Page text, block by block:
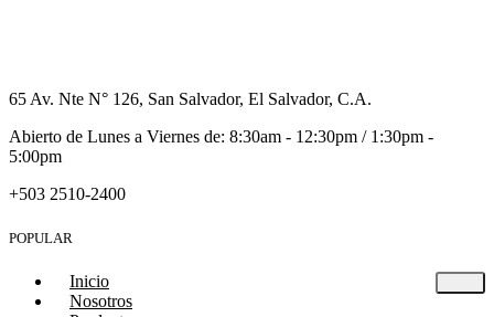
65 Av. Nte N° 126, San Salvador, El Salvador, C.A.
Abierto de Lunes a Viernes de: 8:30am - 12:30pm / 1:30pm -
5:00pm
+503 2510-2400
POPULAR
Inicio
Nosotros